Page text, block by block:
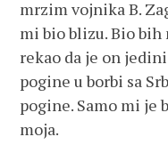
mrzim vojnika B.
mi bio blizu. Bio bih
rekao da je on
pogine u borbi sa
pogine. Samo mi je
moja.